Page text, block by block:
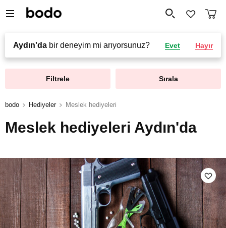
Aydın'da bir deneyim mi arıyorsunuz? Evet Hayır
Filtrele Sırala
bodo Hediyeler Meslek hediyeleri
Meslek hediyeleri Aydın'da